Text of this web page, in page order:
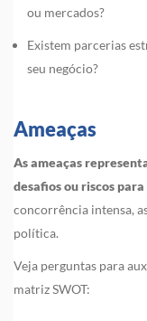
ou mercados?
Existem parcerias
seu negócio?
Ameaças
As ameaças
desafios ou riscos
concorrência intensa,
política.
Veja perguntas para
matriz SWOT: